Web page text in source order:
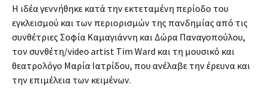
Η ιδέα γεννήθηκε κατά την εκτεταμένη περίοδο του
εγκλεισμού και των περιορισμών της πανδημίας από τις
συνθέτριες Σοφία Καμαγιάννη και Δώρα Παναγοπούλου,
τον συνθέτη/video artist Tim Ward και τη μουσικό και
θεατρολόγο Μαρία Ιατρίδου, που ανέλαβε την έρευνα και
την επιμέλεια των κειμένων.